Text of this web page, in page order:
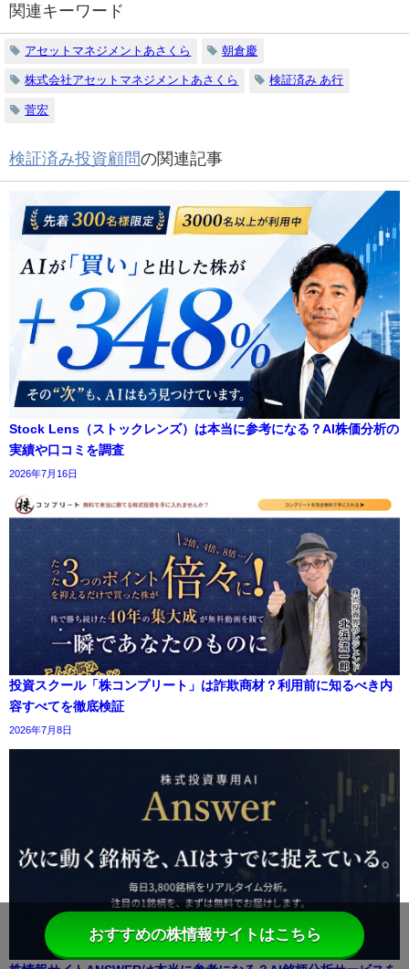
関連キーワード
アセットマネジメントあさくら 朝倉慶
株式会社アセットマネジメントあさくら 検証済み あ行
菅宏
検証済み投資顧問の関連記事
Stock Lens（ストックレンズ）は本当に参考になる？AI株価分析の
実績や口コミを調査
2026年7月16日
投資スクール「株コンプリート」は詐欺商材？利用前に知るべき内
容すべてを徹底検証
2026年7月8日
おすすめの株情報サイトはこちら